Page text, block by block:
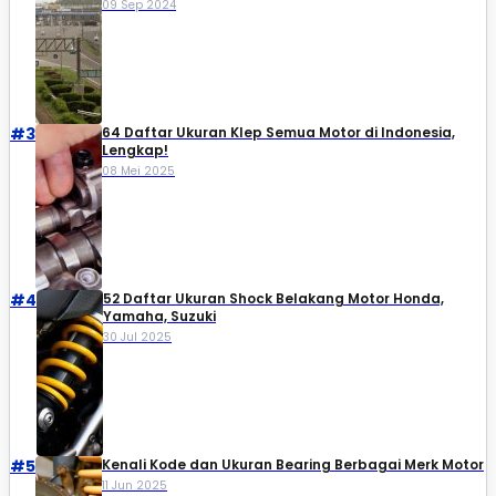
09 Sep 2024
#3
64 Daftar Ukuran Klep Semua Motor di Indonesia,
Lengkap!
08 Mei 2025
#4
52 Daftar Ukuran Shock Belakang Motor Honda,
Yamaha, Suzuki​
30 Jul 2025
#5 Kenali Kode dan Ukuran Bearing Berbagai Merk Motor
11 Jun 2025